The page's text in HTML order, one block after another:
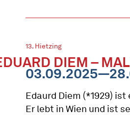
13. Hietzing
DIEM –
Edaurd Diem (*1929)
Er lebt in Wien und ist